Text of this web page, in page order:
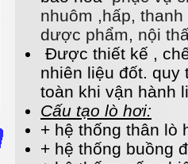
nhuôm ,hấp,
dược phẩm, nội
Được thiết kế ,
nhiên liệu đốt. quy
toàn khi vận hành
Cấu tạo lò hơi:
+ hệ thống thân lò
+ hệ thống buồng